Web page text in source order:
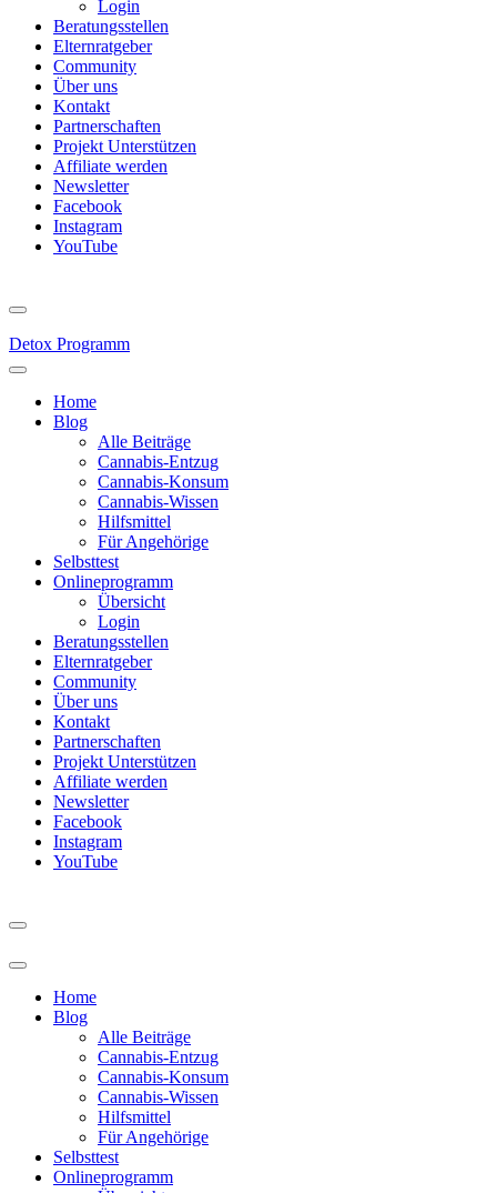
Login
Beratungsstellen
Elternratgeber
Community
Über uns
Kontakt
Partnerschaften
Projekt Unterstützen
Affiliate werden
Newsletter
Facebook
Instagram
YouTube
Detox Programm
Home
Blog
Alle Beiträge
Cannabis-Entzug
Cannabis-Konsum
Cannabis-Wissen
Hilfsmittel
Für Angehörige
Selbsttest
Onlineprogramm
Übersicht
Login
Beratungsstellen
Elternratgeber
Community
Über uns
Kontakt
Partnerschaften
Projekt Unterstützen
Affiliate werden
Newsletter
Facebook
Instagram
YouTube
Home
Blog
Alle Beiträge
Cannabis-Entzug
Cannabis-Konsum
Cannabis-Wissen
Hilfsmittel
Für Angehörige
Selbsttest
Onlineprogramm